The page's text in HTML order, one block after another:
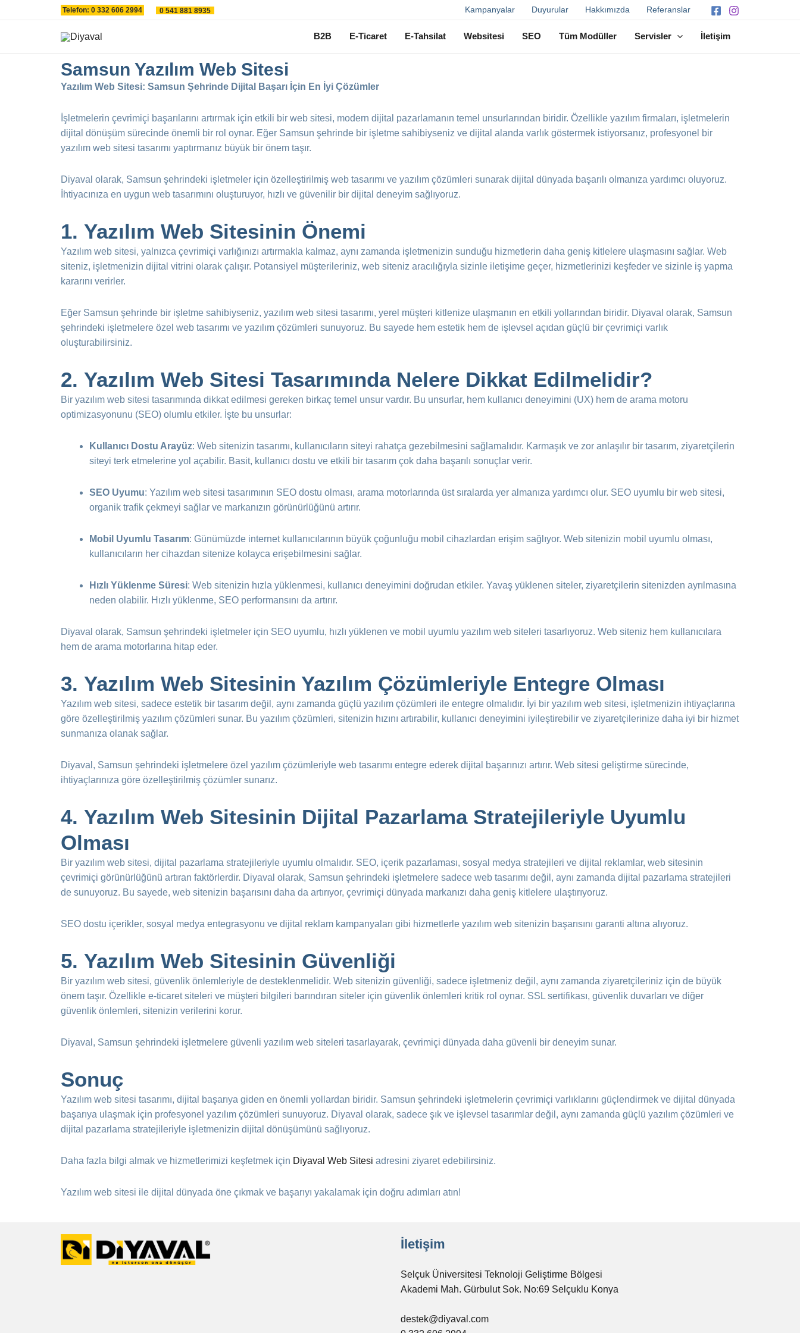
Telefon: 0 332 606 2994 0 541 881 8935 Kampanyalar Duyurular Hakkımızda Referanslar
B2B E-Ticaret E-Tahsilat Websitesi SEO Tüm Modüller Servisler İletişim
Samsun Yazılım Web Sitesi
Yazılım Web Sitesi: Samsun Şehrinde Dijital Başarı İçin En İyi Çözümler
İşletmelerin çevrimiçi başarılarını artırmak için etkili bir web sitesi, modern dijital pazarlamanın temel unsurlarından biridir. Özellikle yazılım firmaları, işletmelerin
dijital dönüşüm sürecinde önemli bir rol oynar. Eğer Samsun şehrinde bir işletme sahibiyseniz ve dijital alanda varlık göstermek istiyorsanız, profesyonel bir
yazılım web sitesi tasarımı yaptırmanız büyük bir önem taşır.
Diyaval olarak, Samsun şehrindeki işletmeler için özelleştirilmiş web tasarımı ve yazılım çözümleri sunarak dijital dünyada başarılı olmanıza yardımcı oluyoruz.
İhtiyacınıza en uygun web tasarımını oluşturuyor, hızlı ve güvenilir bir dijital deneyim sağlıyoruz.
1. Yazılım Web Sitesinin Önemi
Yazılım web sitesi, yalnızca çevrimiçi varlığınızı artırmakla kalmaz, aynı zamanda işletmenizin sunduğu hizmetlerin daha geniş kitlelere ulaşmasını sağlar. Web
siteniz, işletmenizin dijital vitrini olarak çalışır. Potansiyel müşterileriniz, web siteniz aracılığıyla sizinle iletişime geçer, hizmetlerinizi keşfeder ve sizinle iş yapma
kararını verirler.
Eğer Samsun şehrinde bir işletme sahibiyseniz, yazılım web sitesi tasarımı, yerel müşteri kitlenize ulaşmanın en etkili yollarından biridir. Diyaval olarak, Samsun
şehrindeki işletmelere özel web tasarımı ve yazılım çözümleri sunuyoruz. Bu sayede hem estetik hem de işlevsel açıdan güçlü bir çevrimiçi varlık
oluşturabilirsiniz.
2. Yazılım Web Sitesi Tasarımında Nelere Dikkat Edilmelidir?
Bir yazılım web sitesi tasarımında dikkat edilmesi gereken birkaç temel unsur vardır. Bu unsurlar, hem kullanıcı deneyimini (UX) hem de arama motoru
optimizasyonunu (SEO) olumlu etkiler. İşte bu unsurlar:
Kullanıcı Dostu Arayüz: Web sitenizin tasarımı, kullanıcıların siteyi rahatça gezebilmesini sağlamalıdır. Karmaşık ve zor anlaşılır bir tasarım, ziyaretçilerin
siteyi terk etmelerine yol açabilir. Basit, kullanıcı dostu ve etkili bir tasarım çok daha başarılı sonuçlar verir.
SEO Uyumu: Yazılım web sitesi tasarımının SEO dostu olması, arama motorlarında üst sıralarda yer almanıza yardımcı olur. SEO uyumlu bir web sitesi,
organik trafik çekmeyi sağlar ve markanızın görünürlüğünü artırır.
Mobil Uyumlu Tasarım: Günümüzde internet kullanıcılarının büyük çoğunluğu mobil cihazlardan erişim sağlıyor. Web sitenizin mobil uyumlu olması,
kullanıcıların her cihazdan sitenize kolayca erişebilmesini sağlar.
Hızlı Yüklenme Süresi: Web sitenizin hızla yüklenmesi, kullanıcı deneyimini doğrudan etkiler. Yavaş yüklenen siteler, ziyaretçilerin sitenizden ayrılmasına
neden olabilir. Hızlı yüklenme, SEO performansını da artırır.
Diyaval olarak, Samsun şehrindeki işletmeler için SEO uyumlu, hızlı yüklenen ve mobil uyumlu yazılım web siteleri tasarlıyoruz. Web siteniz hem kullanıcılara
hem de arama motorlarına hitap eder.
3. Yazılım Web Sitesinin Yazılım Çözümleriyle Entegre Olması
Yazılım web sitesi, sadece estetik bir tasarım değil, aynı zamanda güçlü yazılım çözümleri ile entegre olmalıdır. İyi bir yazılım web sitesi, işletmenizin ihtiyaçlarına
göre özelleştirilmiş yazılım çözümleri sunar. Bu yazılım çözümleri, sitenizin hızını artırabilir, kullanıcı deneyimini iyileştirebilir ve ziyaretçilerinize daha iyi bir hizmet
sunmanıza olanak sağlar.
Diyaval, Samsun şehrindeki işletmelere özel yazılım çözümleriyle web tasarımı entegre ederek dijital başarınızı artırır. Web sitesi geliştirme sürecinde,
ihtiyaçlarınıza göre özelleştirilmiş çözümler sunarız.
4. Yazılım Web Sitesinin Dijital Pazarlama Stratejileriyle Uyumlu
Olması
Bir yazılım web sitesi, dijital pazarlama stratejileriyle uyumlu olmalıdır. SEO, içerik pazarlaması, sosyal medya stratejileri ve dijital reklamlar, web sitesinin
çevrimiçi görünürlüğünü artıran faktörlerdir. Diyaval olarak, Samsun şehrindeki işletmelere sadece web tasarımı değil, aynı zamanda dijital pazarlama stratejileri
de sunuyoruz. Bu sayede, web sitenizin başarısını daha da artırıyor, çevrimiçi dünyada markanızı daha geniş kitlelere ulaştırıyoruz.
SEO dostu içerikler, sosyal medya entegrasyonu ve dijital reklam kampanyaları gibi hizmetlerle yazılım web sitenizin başarısını garanti altına alıyoruz.
5. Yazılım Web Sitesinin Güvenliği
Bir yazılım web sitesi, güvenlik önlemleriyle de desteklenmelidir. Web sitenizin güvenliği, sadece işletmeniz değil, aynı zamanda ziyaretçileriniz için de büyük
önem taşır. Özellikle e-ticaret siteleri ve müşteri bilgileri barındıran siteler için güvenlik önlemleri kritik rol oynar. SSL sertifikası, güvenlik duvarları ve diğer
güvenlik önlemleri, sitenizin verilerini korur.
Diyaval, Samsun şehrindeki işletmelere güvenli yazılım web siteleri tasarlayarak, çevrimiçi dünyada daha güvenli bir deneyim sunar.
Sonuç
Yazılım web sitesi tasarımı, dijital başarıya giden en önemli yollardan biridir. Samsun şehrindeki işletmelerin çevrimiçi varlıklarını güçlendirmek ve dijital dünyada
başarıya ulaşmak için profesyonel yazılım çözümleri sunuyoruz. Diyaval olarak, sadece şık ve işlevsel tasarımlar değil, aynı zamanda güçlü yazılım çözümleri ve
dijital pazarlama stratejileriyle işletmenizin dijital dönüşümünü sağlıyoruz.
Daha fazla bilgi almak ve hizmetlerimizi keşfetmek için Diyaval Web Sitesi adresini ziyaret edebilirsiniz.
Yazılım web sitesi ile dijital dünyada öne çıkmak ve başarıyı yakalamak için doğru adımları atın!
İletişim
Selçuk Üniversitesi Teknoloji Geliştirme Bölgesi
Akademi Mah. Gürbulut Sok. No:69 Selçuklu Konya
destek@diyaval.com